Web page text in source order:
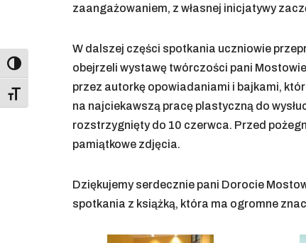
Toggle High Contrast
Toggle Font size
zaangażowaniem, z własnej inicjatywy
W dalszej części spotkania uczniowie
obejrzeli wystawę twórczości pani
przez autorkę opowiadaniami i bajkami,
na najciekawszą pracę plastyczną do
rozstrzygnięty do 10 czerwca. Przed
pamiątkowe zdjęcia.
Dziękujemy serdecznie pani Dorocie
spotkania z książką, która ma ogromne